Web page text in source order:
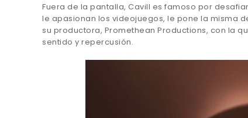
Fuera de la pantalla, Cavill es famoso por
le apasionan los videojuegos, le pone la misma
su productora, Promethean Productions, con la
sentido y repercusión.